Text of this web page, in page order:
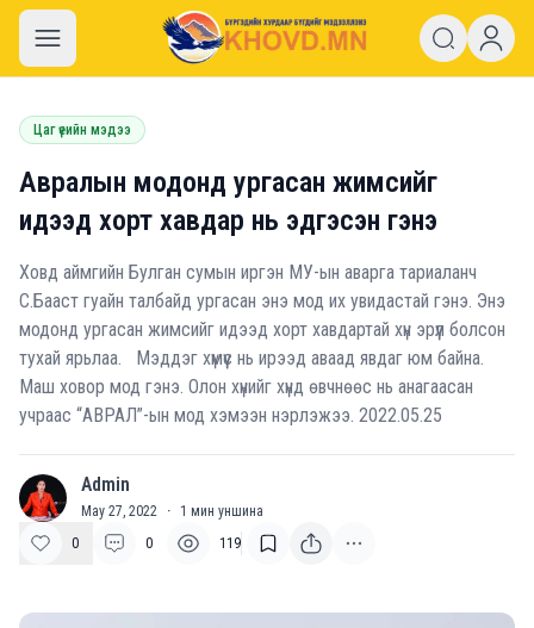
khovd.mn
Цаг үеийн мэдээ
Авралын модонд ургасан жимсийг
идээд хорт хавдар нь эдгэсэн гэнэ
Ховд аймгийн Булган сумын иргэн МУ-ын аварга тариаланч
С.Бааст гуайн талбайд ургасан энэ мод их увидастай гэнэ. Энэ
модонд ургасан жимсийг идээд хорт хавдартай хүн эрүүл болсон
тухай ярьлаа. Мэддэг хүмүүс нь ирээд аваад явдаг юм байна.
Маш ховор мод гэнэ. Олон хүнийг хүнд өвчнөөс нь анагаасан
учраас “АВРАЛ”-ын мод хэмээн нэрлэжээ. 2022.05.25
A Admin
May 27, 2022 · 1 мин уншина
0
0 119